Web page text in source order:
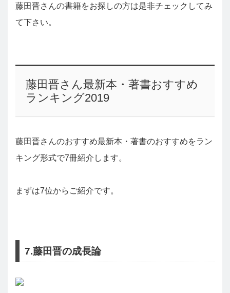
藤田晋さんの書籍をお探しの方は是非チェックしてみ
て下さい。
藤田晋さん最新本・著書おすすめ
ランキング2019
藤田晋さんのおすすめ最新本・著書のおすすめをラン
キング形式で7冊紹介します。
まずは7位からご紹介です。
7.藤田晋の成長論